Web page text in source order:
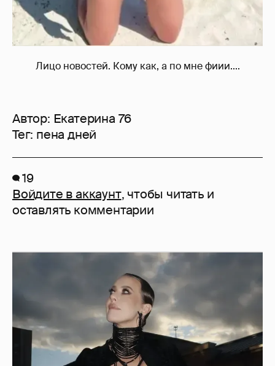
Лицо новостей. Кому как, а по мне фиии....
Автор: Екатерина 76
Тег: пена дней
19
Войдите в аккаунт, чтобы читать и
оставлять комментарии